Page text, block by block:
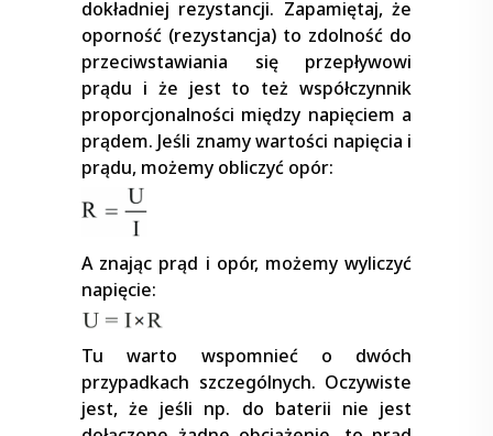
dokładniej rezystancji. Zapamiętaj, że
oporność (rezystancja) to zdolność do
przeciwstawiania się przepływowi
prądu i że jest to też współczynnik
proporcjonalności między napięciem a
prądem. Jeśli znamy wartości napięcia i
prądu, możemy obliczyć opór:
A znając prąd i opór, możemy wyliczyć
napięcie:
Tu warto wspomnieć o dwóch
przypadkach szczególnych. Oczywiste
jest, że jeśli np. do baterii nie jest